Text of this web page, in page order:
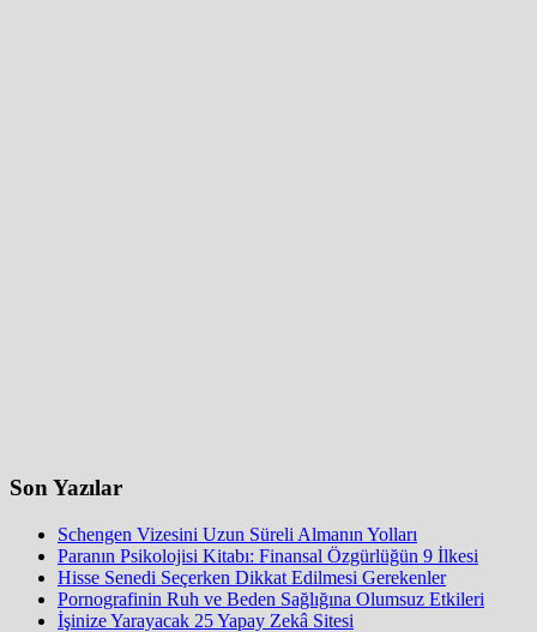
Son Yazılar
Schengen Vizesini Uzun Süreli Almanın Yolları
Paranın Psikolojisi Kitabı: Finansal Özgürlüğün 9 İlkesi
Hisse Senedi Seçerken Dikkat Edilmesi Gerekenler
Pornografinin Ruh ve Beden Sağlığına Olumsuz Etkileri
İşinize Yarayacak 25 Yapay Zekâ Sitesi